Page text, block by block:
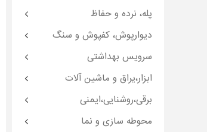
پله، نرده و حفاظ
دیوارپوش، کفپوش و سنگ
سرویس بهداشتی
ابزار،یراق و ماشین آلات
برقی،روشنایی،ایمنی
محوطه سازی و نما